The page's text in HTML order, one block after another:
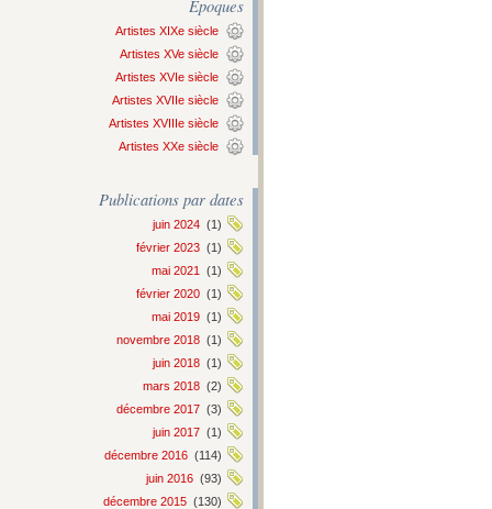
Epoques
Artistes XIXe siècle
Artistes XVe siècle
Artistes XVIe siècle
Artistes XVIIe siècle
Artistes XVIIIe siècle
Artistes XXe siècle
Publications par dates
juin 2024 (1)
février 2023 (1)
mai 2021
(1)
février 2020 (1)
mai 2019 (1)
novembre 2018 (1)
juin 2018 (1)
mars 2018 (2)
décembre 2017 (3)
juin 2017 (1)
décembre 2016 (114)
juin 2016 (93)
décembre 2015 (130)